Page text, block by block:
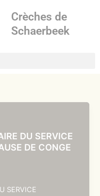
Crèches de
Schaerbeek
DU SERVICE
DE CONGE
SERVICE